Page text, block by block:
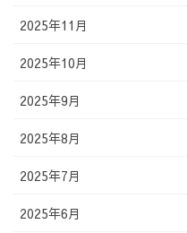
2025年11月
2025年10月
2025年9月
2025年8月
2025年7月
2025年6月